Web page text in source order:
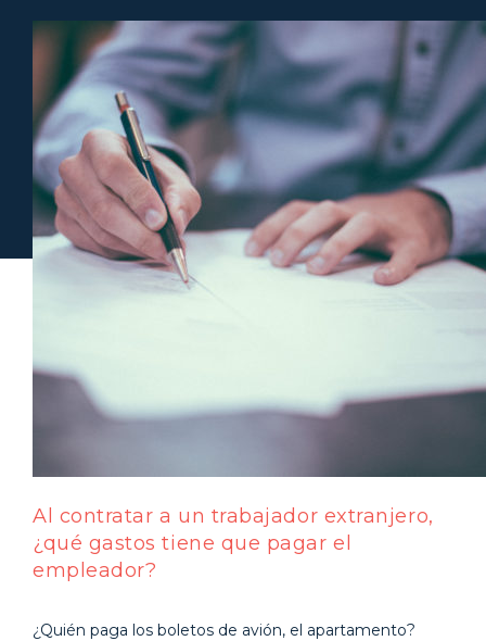
Al contratar a un trabajador extranjero,
¿qué gastos tiene que pagar el
empleador?
¿Quién paga los boletos de avión, el apartamento?